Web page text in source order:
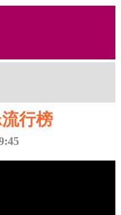
行榜